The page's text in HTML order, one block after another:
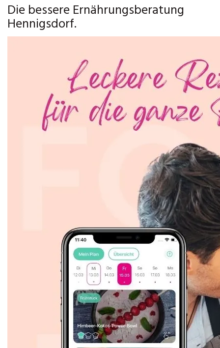
Die bessere Ernährungsberatung
Hennigsdorf.